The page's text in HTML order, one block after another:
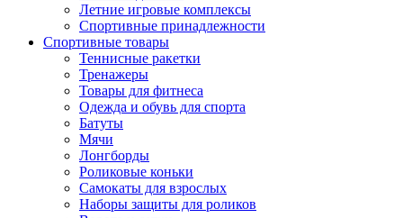
Летние игровые комплексы
Спортивные принадлежности
Спортивные товары
Теннисные ракетки
Тренажеры
Товары для фитнеса
Одежда и обувь для спорта
Батуты
Мячи
Лонгборды
Роликовые коньки
Самокаты для взрослых
Наборы защиты для роликов